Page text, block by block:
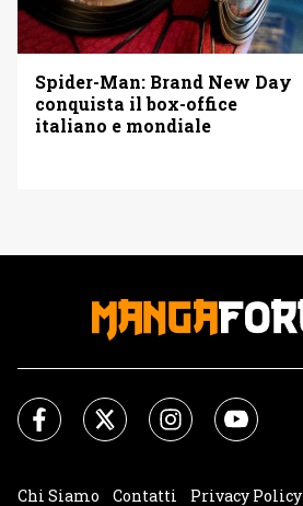
Spider-Man: Brand New Day
conquista il box-office
italiano e mondiale
Chi Siamo Contatti Privacy Policy